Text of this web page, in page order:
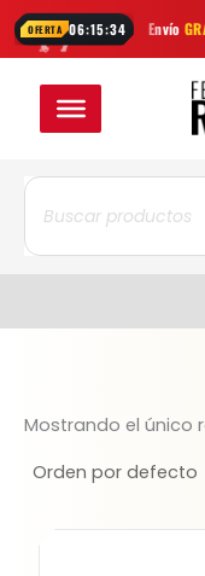
OFERTA 06:15:34
EnvíoGRATISen
Búsqueda
productos
Mostrando el único